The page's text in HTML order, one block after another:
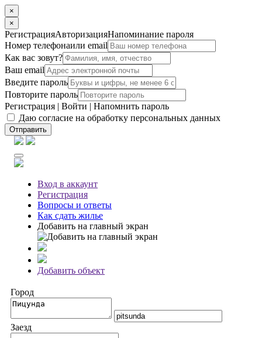
×
×
РегистрацияАвторизацияНапоминание пароля
Номер телефонаили email
Как вас зовут?
Ваш email
Введите пароль
Повторите пароль
Регистрация | Войти | Напомнить пароль
Даю согласие на обработку персональных данных
Отправить
Вход в аккаунт
Регистрация
Вопросы и ответы
Как сдать жилье
Добавить на главный экран
Добавить объект
Город
Заезд